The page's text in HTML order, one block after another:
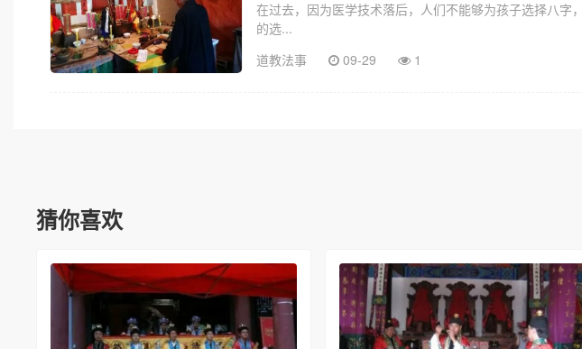
在过去，因为医学技术落后，人们不能够为孩子选择八
的选...
道教法事
09-29 1
猜你喜欢